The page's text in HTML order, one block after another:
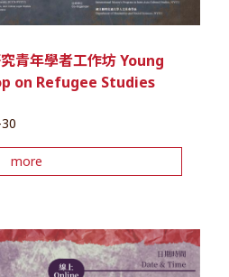
青年學者工作坊 Young
on Refugee Studies
more